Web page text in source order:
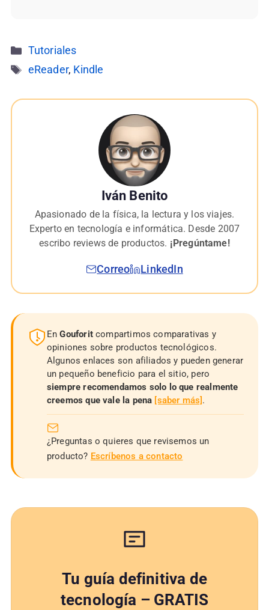
Categorías
Tutoriales
Etiquetas
eReader, Kindle
Iván Benito
Apasionado de la física, la lectura y los viajes.
Experto en tecnología e informática. Desde 2007
escribo reviews de productos. ¡Pregúntame!
Correo LinkedIn
EnGouforitcompartimos comparativas y
opiniones sobre productos tecnológicos.
Algunos enlaces son afiliados y pueden generar
un pequeño beneficio para el sitio, pero
siempre recomendamos solo lo que realmente
creemos que vale la pena [saber más].
¿Preguntas o quieres que revisemos un
producto? Escríbenos a contacto
Tu guía definitiva de
tecnología – GRATIS